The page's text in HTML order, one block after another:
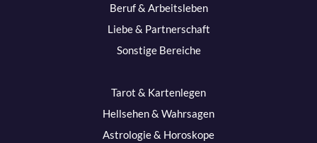
Beruf & Arbeitsleben
Liebe & Partnerschaft
Sonstige Bereiche
Tarot & Kartenlegen
Hellsehen & Wahrsagen
Astrologie & Horoskope